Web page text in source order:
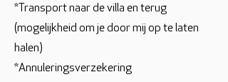
*Transport naar de villa en terug
(mogelijkheid om je door mij op te laten
halen)
*Annuleringsverzekering